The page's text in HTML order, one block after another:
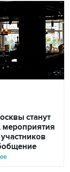
станут
мероприятия